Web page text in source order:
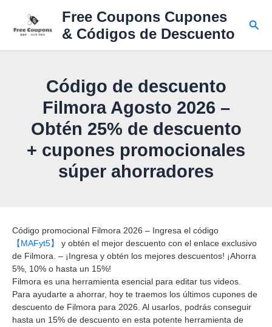
contenido
Free Coupons Cupones
& Códigos de Descuento
Código de descuento
Filmora Agosto 2026 –
Obtén 25% de descuento
+ cupones promocionales
súper ahorradores
Código promocional Filmora 2026 – Ingresa el código
【MAFyt5】
y obtén el mejor descuento con el enlace exclusivo
de Filmora. – ¡Ingresa y obtén los mejores descuentos! ¡Ahorra
5%, 10% o hasta un 15%!
Filmora es una herramienta esencial para editar tus videos.
Para ayudarte a ahorrar, hoy te traemos los últimos cupones de
descuento de Filmora para 2026. Al usarlos, podrás conseguir
hasta un 15% de descuento en esta potente herramienta de